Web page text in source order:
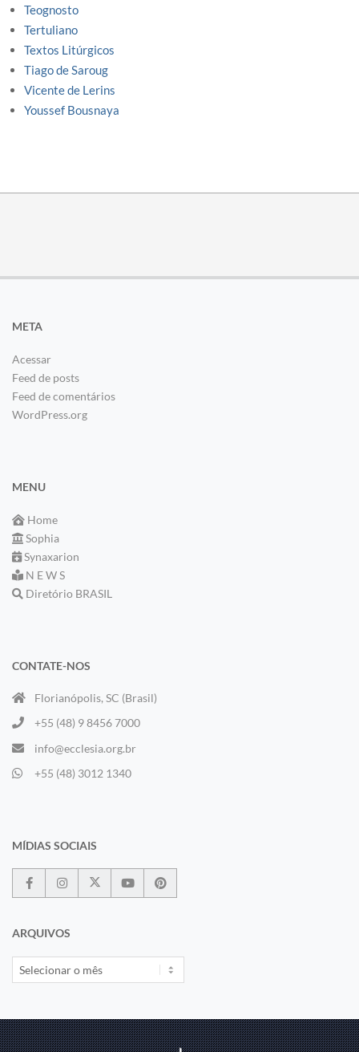
Teognosto
Tertuliano
Textos Litúrgicos
Tiago de Saroug
Vicente de Lerins
Youssef Bousnaya
META
Acessar
Feed de posts
Feed de comentários
WordPress.org
MENU
Home
Sophia
Synaxarion
N E W S
Diretório BRASIL
CONTATE-NOS
Florianópolis, SC (Brasil)
+55 (48) 9 8456 7000
info@ecclesia.org.br
+55 (48) 3012 1340
MÍDIAS SOCIAIS
ARQUIVOS